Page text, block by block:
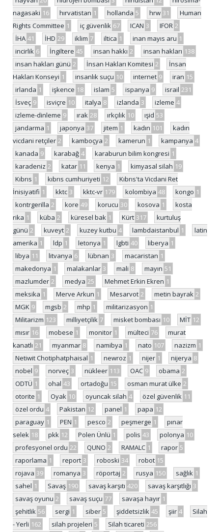
nagasaki 16 hırvatistan 1 hollanda 5 hrw 31
Human
Rights Committee 1 iç güvenlik 67 ICAN 3 IFOR 2
İHA 41 İHD 29 iklim 7 iltica 1 inan mayıs aru 1
incirlik 6 İngiltere 45 insan hakkı 2 insan hakları 138
insan hakları günü 2 İnsan Hakları Komitesi 2
İnsan
Hakları Konseyi 1 insanlık suçu 10 internet 9 iran 15
irlanda 1 işkence 18 islam 5 ispanya 9 israil 231
İsveç 9 isviçre 10 italya 8 izlanda 3 izleme 4
izleme-dinleme 9 ırak 28 ırkçılık 10 ışid 53
jandarma 1 japonya 37 jitem 1 kadın 101
kadın
vicdani retçiler 2 kamboçya 2 kamerun 1 kampanya 4
kanada 9 karabağ 4 karaburun bilim kongresi 1
karadeniz 2 katar 11 kenya 1 kimyasal silah 19
Kıbrıs 1 kıbrıs cumhuriyeti 12
Kıbrıs'ta Vicdani Ret
İnisiyatifi 1 kktc 3 kktc-vr 179 kolombiya 48 kongo 1
kontrgerilla 2 kore 49 korucu 30 kosova 1
kosta
rika 1 küba 2 küresel bak 1 Kürt 317
kurtuluş
günü 2 kuveyt 2 kuzey kutbu 4 lambdaistanbul 1
latin
amerika 1 ldp 1 letonya 1 lgbti 40 liberya 1
libya 11 litvanya 6 lübnan 3 macaristan 1
makedonya 1 malakanlar 3 mali 8 mayın 51
mazlumder 2 medya 25 Mehmet Erkin Ekren 1
meksika 1 Merve Arkun 1 Mesarvot 2 metin bayrak 2
MGK 9 mgsb 2 mhp 1 militarizasyon 1
Militarizm 123 milliyetçilik 7 misket bombası 10 MİT 12
mısır 16 mobese 1 monitor 1 mülteci 76
murat
kanatlı 21 myanmar 8 namibya 1 nato 107 nazizm 1
Netiwit Chotiphatphaisal 1 newroz 1 nijer 1 nijerya 8
nobel 9 norveç 3 nükleer 113 OAC 9 obama 2
ODTÜ 1 ohal 43 ortadoğu 15 osman murat ülke 2
otorite 1 Oyak 10 oyuncak silah 4 özel güvenlik 11
özel ordu 4 Pakistan 12 panel 1 papa 12
paraguay 1 PEN 1 pesco 2 peşmerge 1
pınar
selek 18 pkk 12 Polen Ünlü 1 polis 43 polonya 10
profesyonel ordu 22 QUNO 2 RAMALC 1 rapor 5
raporlama 1 report 3 roboski 34 robot 15
rojava 39 romanya 3 röportaj 2 rusya 150 sağlık 1
sahel 1 Savaş 190 savaş karşıtı 420 savaş karşıtlığı 3
savaş oyunu 2 savaş suçu 77 savaşa hayır 1
şehitlik 56 sergi 1 siber 5 şiddetsizlik 45 şiir 4
Silah
- Yerli 162 silah projeleri 5 Silah ticareti 256